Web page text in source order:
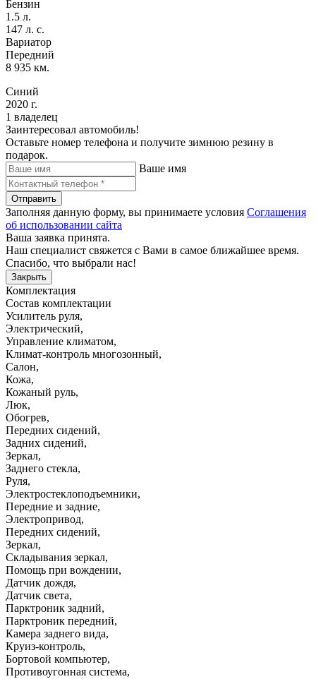
Бензин
1.5 л.
147 л. с.
Вариатор
Передний
8 935 км.
Синий
2020 г.
1 владелец
Заинтересовал автомобиль!
Оставьте номер телефона и получите зимнюю резину в
подарок.
Ваше имя
Отправить
Заполняя данную форму, вы принимаете условия Соглашения
об использовании сайта
Ваша заявка принята.
Наш специалист свяжется с Вами в самое ближайшее время.
Спасибо, что выбрали нас!
Закрыть
Комплектация
Состав комплектации
Усилитель руля,
Электрический,
Управление климатом,
Климат-контроль многозонный,
Салон,
Кожа,
Кожаный руль,
Люк,
Обогрев,
Передних сидений,
Задних сидений,
Зеркал,
Заднего стекла,
Руля,
Электростеклоподъемники,
Передние и задние,
Электропривод,
Передних сидений,
Зеркал,
Складывания зеркал,
Помощь при вождении,
Датчик дождя,
Датчик света,
Парктроник задний,
Парктроник передний,
Камера заднего вида,
Круиз-контроль,
Бортовой компьютер,
Противоугонная система,